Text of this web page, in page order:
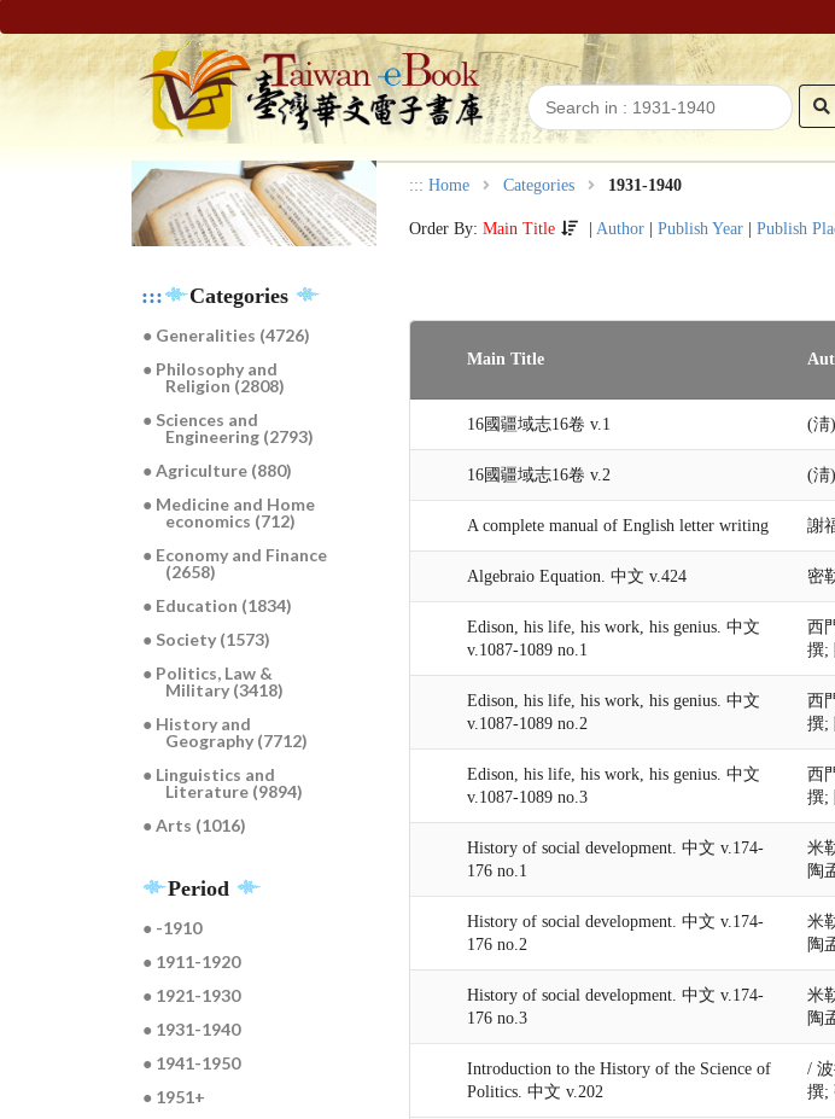
::: Categories
● Generalities (4726)
● Philosophy and
Religion (2808)
● Sciences and
Engineering (2793)
● Agriculture (880)
● Medicine and Home
economics (712)
● Economy and Finance
(2658)
● Education (1834)
● Society (1573)
● Politics, Law &
Military (3418)
● History and
Geography (7712)
● Linguistics and
Literature (9894)
● Arts (1016)
Period
● -1910
● 1911-1920
● 1921-1930
● 1931-1940
● 1941-1950
● 1951+
::: Home Categories 1931-1940
Order By:Main Title Author |Publish Year |Publish
Main Title
16國疆域志16卷 v.1 (淸
16國疆域志16卷 v.2 (淸
A complete manual of English letter writing 謝
Algebraio Equation. 中文 v.424 密
Edison, his life, his work, his genius. 中文
v.1087-1089 no.1
西
撰;
Edison, his life, his work, his genius. 中文
v.1087-1089 no.2
西
撰;
Edison, his life, his work, his genius. 中文
v.1087-1089 no.3
西
撰;
History of social development. 中文 v.174-
176 no.1
米
陶
History of social development. 中文 v.174-
176 no.2
米
陶
History of social development. 中文 v.174-
176 no.3
米
陶
Introduction to the History of the Science of
Politics. 中文 v.202
/
撰;